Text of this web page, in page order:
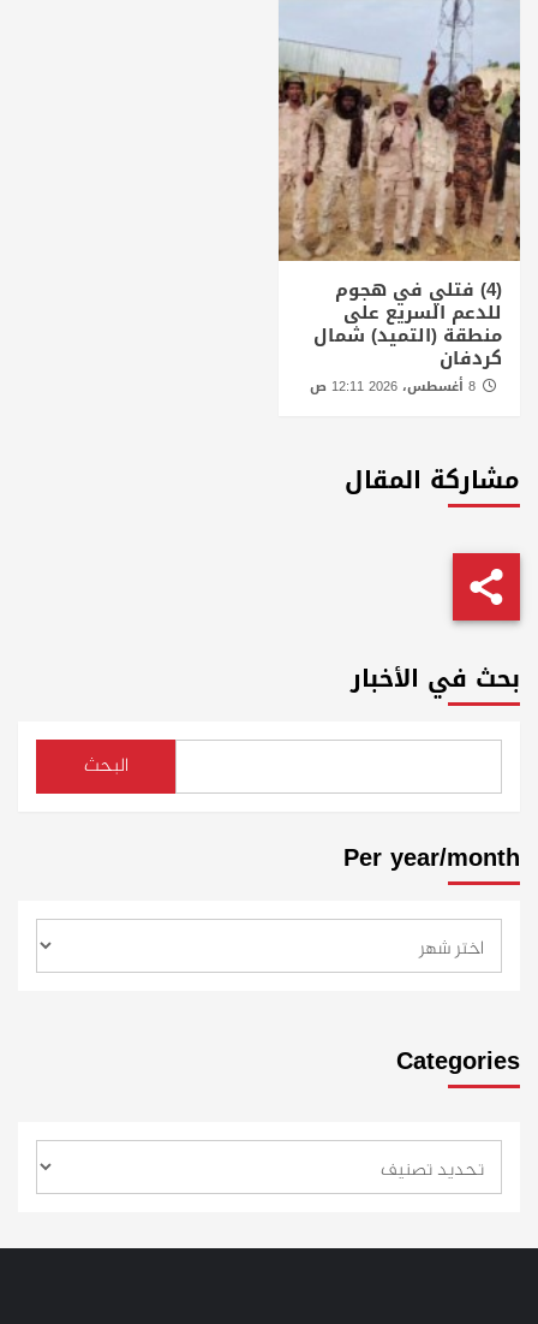
(4) فتلي في هجوم
للدعم السريع على
منطقة (التميد) شمال
كردفان
مشاركة المقال
بحث في الأخبار
البحث
Per year/month
Categories